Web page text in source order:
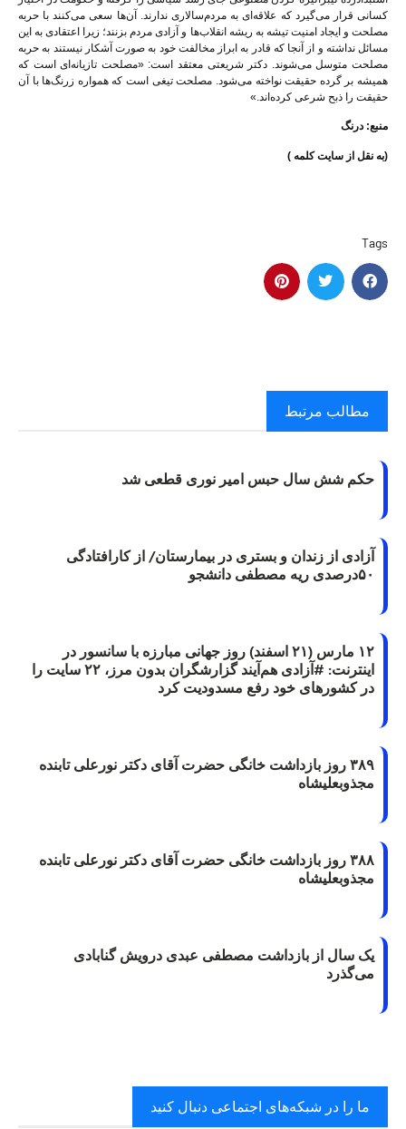
کسانی قرار می‌گیرد که علاقه‌ای به مردم‌سالاری ندارند. آن‌ها سعی می‌کنند با حربه
مصلحت و ایجاد امنیت تیشه به ریشه انقلاب‌ها و آزادی مردم بزنند؛ زیرا اعتقادی به این
مسائل نداشته و از آنجا که قادر به ابراز مخالفت خود به صورت آشکار نیستند به حربه
مصلحت متوسل می‌شوند. دکتر شریعتی معتقد است: «مصلحت تازیانه‌ای است که
همیشه بر گرده حقیقت نواخته می‌شود. مصلحت تیغی است که همواره زرنگ‌ها با آن
حقیقت را ذبح شرعی کرده‌اند.»
منبع: درنگ
(به نقل از سایت کلمه )
Tags
مطالب مرتبط
حکم شش سال حبس امیر نوری قطعی شد
آزادی از زندان و بستری در بیمارستان/ از کارافتادگی
۵۰درصدی ریه مصطفی دانشجو
۱۲ مارس (۲۱ اسفند) روز جهانی مبارزه با سانسور در
اینترنت: #آزادی هم‌آیند گزارشگران‌ بدون مرز، ۲۲ سایت را
در کشورهای خود رفع مسدودیت کرد
۳۸۹ روز بازداشت خانگی حضرت آقای دکتر نورعلی تابنده
مجذوبعلیشاه
۳۸۸ روز بازداشت خانگی حضرت آقای دکتر نورعلی تابنده
مجذوبعلیشاه
یک سال از بازداشت مصطفی عبدی درویش گنابادی
می‌گذرد
ما را در شبکه‌های اجتماعی دنبال کنید